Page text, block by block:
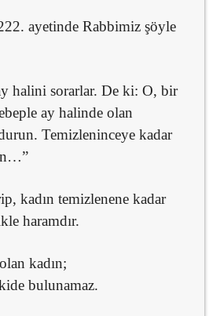
ayetinde Rabbimiz şöyle
halini sorarlar. De ki: O, bir
ay halinde olan
Temizleninceye kadar
kadın temizlenene kadar
haramdır.
kadın;
bulunamaz.